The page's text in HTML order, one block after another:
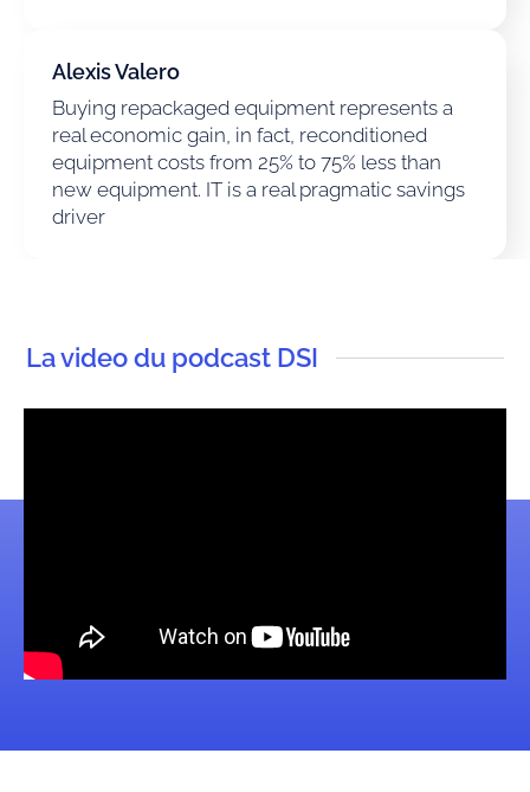
Alexis Valero
Buying repackaged equipment represents a
real economic gain, in fact, reconditioned
equipment costs from 25% to 75% less than
new equipment. IT is a real pragmatic savings
driver
La video du podcast DSI